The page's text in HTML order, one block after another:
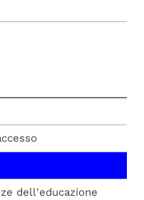
dell'educazione